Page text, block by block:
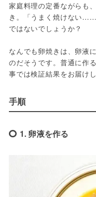
家庭料理の定番ながらも
き。「うまく焼けない
ではないでしょうか？
なんでも卵焼きは、卵液
のだそうです。普通に作
事では検証結果をお届けし
手順
1. 卵液を作る